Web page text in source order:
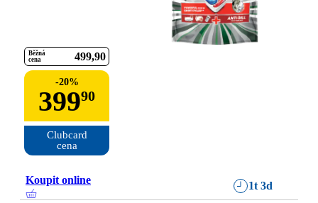
Běžná
cena
499 90
-20%
39990
Clubcard
cena
Koupit online 1t 3d